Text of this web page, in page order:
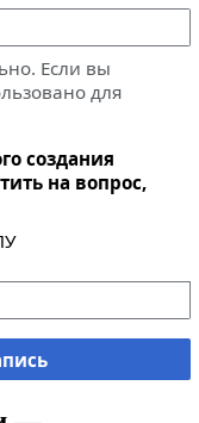
Если вы
для
создания
на вопрос,